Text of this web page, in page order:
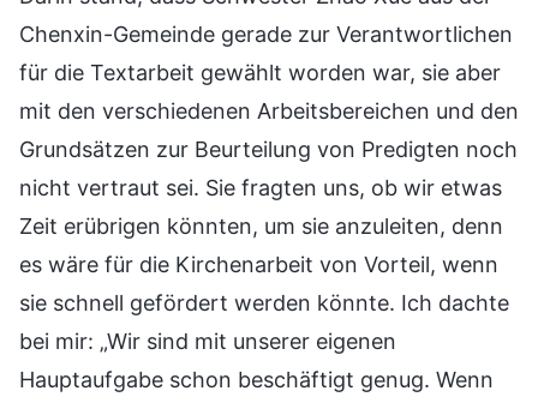
Chenxin-Gemeinde gerade zur Verantwortlichen
für die Textarbeit gewählt worden war, sie aber
mit den verschiedenen Arbeitsbereichen und den
Grundsätzen zur Beurteilung von Predigten noch
nicht vertraut sei. Sie fragten uns, ob wir etwas
Zeit erübrigen könnten, um sie anzuleiten, denn
es wäre für die Kirchenarbeit von Vorteil, wenn
sie schnell gefördert werden könnte. Ich dachte
bei mir: „Wir sind mit unserer eigenen
Hauptaufgabe schon beschäftigt genug. Wenn